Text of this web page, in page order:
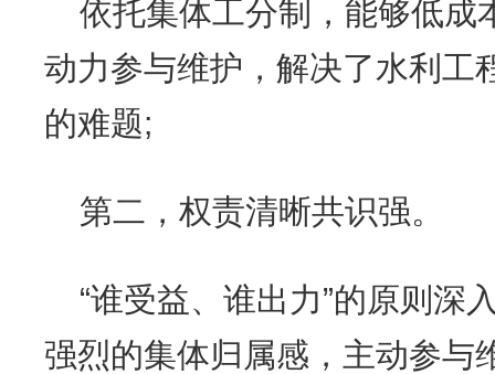
依托集体工分制，能够低成
动力参与维护，解决了水利工
的难题;
第二，权责清晰共识强。
“谁受益、谁出力”的原则深
强烈的集体归属感，主动参与